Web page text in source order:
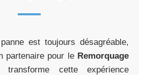
est toujours désagréable,
partenaire pour le Remorquage
cette expérience